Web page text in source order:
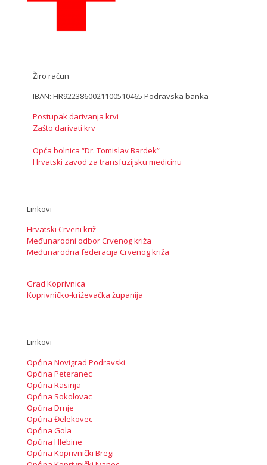
Žiro račun
IBAN: HR9223860021100510465 Podravska banka
Postupak darivanja krvi
Zašto darivati krv
Opća bolnica “Dr. Tomislav Bardek”
Hrvatski zavod za transfuzijsku medicinu
Linkovi
Hrvatski Crveni križ
Međunarodni odbor Crvenog križa
Međunarodna federacija Crvenog križa
Grad Koprivnica
Koprivničko-križevačka županija
Linkovi
Općina Novigrad Podravski
Općina Peteranec
Općina Rasinja
Općina Sokolovac
Općina Drnje
Općina Đelekovec
Općina Gola
Općina Hlebine
Općina Koprivnički Bregi